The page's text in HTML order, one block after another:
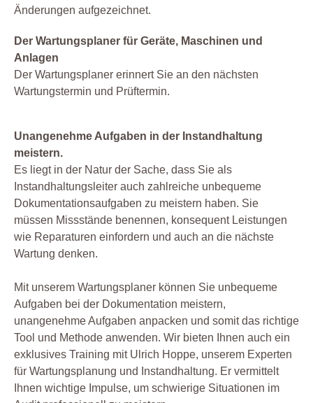
Änderungen aufgezeichnet.
Der Wartungsplaner für Geräte, Maschinen und
Anlagen
Der Wartungsplaner erinnert Sie an den nächsten
Wartungstermin und Prüftermin.
Unangenehme Aufgaben in der Instandhaltung
meistern.
Es liegt in der Natur der Sache, dass Sie als
Instandhaltungsleiter auch zahlreiche unbequeme
Dokumentationsaufgaben zu meistern haben. Sie
müssen Missstände benennen, konsequent Leistungen
wie Reparaturen einfordern und auch an die nächste
Wartung denken.
Mit unserem Wartungsplaner können Sie unbequeme
Aufgaben bei der Dokumentation meistern,
unangenehme Aufgaben anpacken und somit das richtige
Tool und Methode anwenden. Wir bieten Ihnen auch ein
exklusives Training mit Ulrich Hoppe, unserem Experten
für Wartungsplanung und Instandhaltung. Er vermittelt
Ihnen wichtige Impulse, um schwierige Situationen im